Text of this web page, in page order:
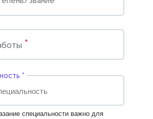
*
*
специальности важно для